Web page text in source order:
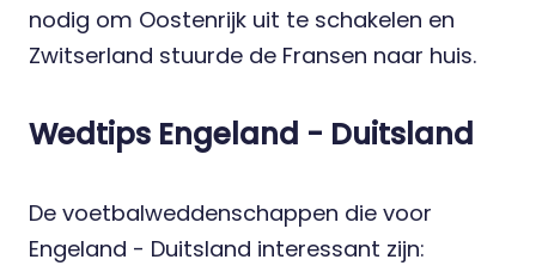
nodig om Oostenrijk uit te schakelen en
Zwitserland stuurde de Fransen naar huis.
Wedtips Engeland - Duitsland
De voetbalweddenschappen die voor
Engeland - Duitsland interessant zijn: